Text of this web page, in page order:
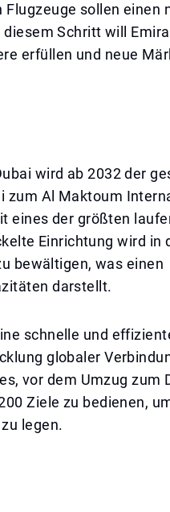
sollen einen
Schritt will
erfüllen und neue
wird ab 2032 der
zum Al Maktoum
eines der größten
Einrichtung wird in
bewältigen, was einen
darstellt.
schnelle und
globaler
vor dem Umzug zum
Ziele zu bedienen,
legen.